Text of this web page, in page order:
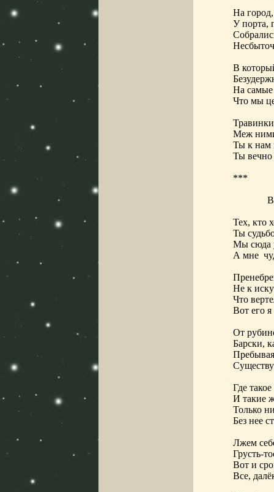
На
У порта,
В
На
Что мы
Меж
Ты к нам
Ты вечно
***
Тех, кто
Ты
Мы сюда
А мне
Не к
Что
Вот его
От
Барски,
Где
И такие
Только
Без нее
Лжем
Грусть-
Вот и
Все,